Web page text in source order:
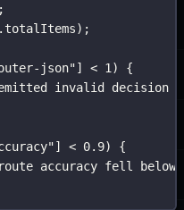
json"] < 1 ) {
invalid decision
"] < 0.9) {
accuracy fell below